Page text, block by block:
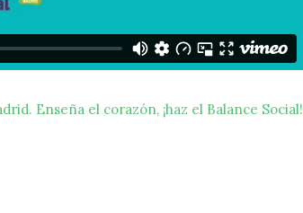
Enseña el corazón, ¡haz el Balance Social!